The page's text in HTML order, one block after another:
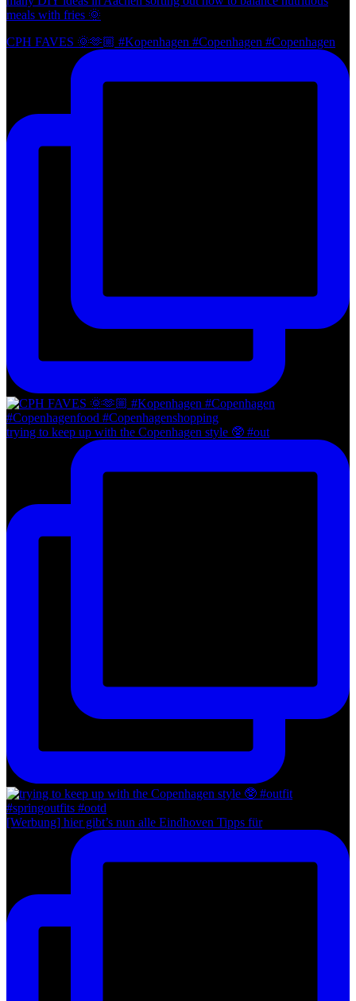
meals with fries 🌞
CPH FAVES 🌞🫶🏼 #Kopenhagen #Copenhagen #Copenhagen
trying to keep up with the Copenhagen style 🥸 #out
[Werbung] hier gibt’s nun alle Eindhoven Tipps für